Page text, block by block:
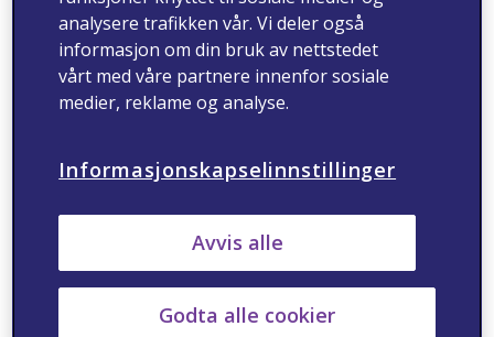
(paragraf) 13-1
analysere trafikken vår. Vi deler også
informasjon om din bruk av nettstedet
vårt med våre partnere innenfor sosiale
medier, reklame og analyse.
Informasjonskapselinnstillinger
Avvis alle
Godta alle cookier